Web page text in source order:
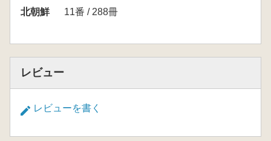
北朝鮮
11番 / 288冊
レビュー
レビューを書く